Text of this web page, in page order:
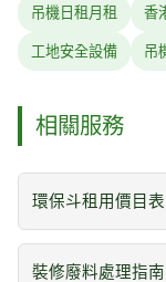
吊機日租月租 香
工地安全設備 吊
相關服務
環保斗租用價目表
裝修廢料處理指南